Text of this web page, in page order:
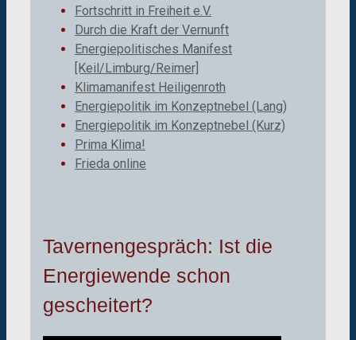
Fortschritt in Freiheit e.V.
Durch die Kraft der Vernunft
Energiepolitisches Manifest
[Keil/Limburg/Reimer]
Klimamanifest Heiligenroth
Energiepolitik im Konzeptnebel (Lang)
Energiepolitik im Konzeptnebel (Kurz)
Prima Klima!
Frieda online
Tavernengespräch: Ist die
Energiewende schon
gescheitert?